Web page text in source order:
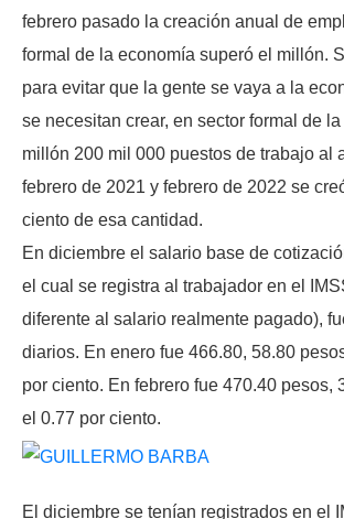
febrero pasado la creación anual de
formal de la economía superó el millón.
para evitar que la gente se vaya a la
se necesitan crear, en sector formal de
millón 200 mil 000 puestos de trabajo al
febrero de 2021 y febrero de 2022 se
ciento de esa cantidad.
En diciembre el salario base de
el cual se registra al trabajador en el
diferente al salario realmente pagado),
diarios. En enero fue 466.80, 58.80
por ciento. En febrero fue 470.40 pesos,
el 0.77 por ciento.
El diciembre se tenían registrados en el